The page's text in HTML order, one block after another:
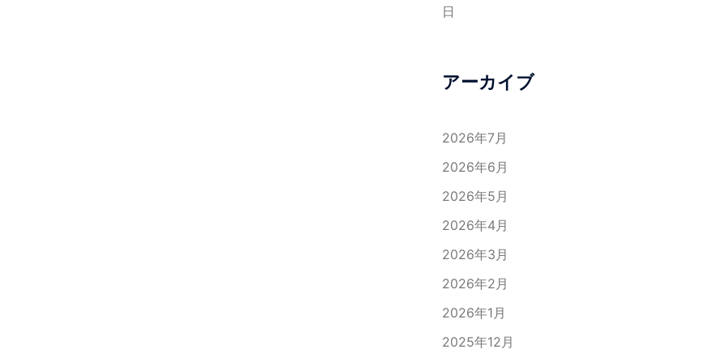
日
アーカイブ
2026年7月
2026年6月
2026年5月
2026年4月
2026年3月
2026年2月
2026年1月
2025年12月